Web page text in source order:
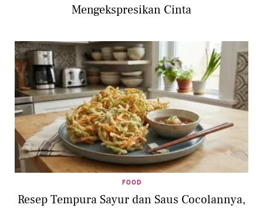
Mengekspresikan Cinta
FOOD
Resep Tempura Sayur dan Saus Cocolannya,